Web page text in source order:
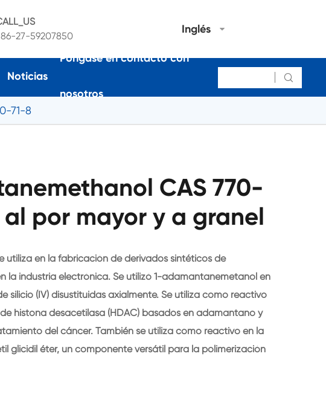
27-59207850
Inglés
Noticias
Póngase en contacto con
nosotros

71-8
CAS 770-
al por mayor y a granel
utiliza en la fabricación de derivados sintéticos de
la industria electrónica. Se utilizó 1-adamantanemetanol en
silicio (IV) disustituidas axialmente. Se utiliza como reactivo
histona desacetilasa (HDAC) basados en adamantano y
del cáncer. También se utiliza como reactivo en la
glicidil éter, un componente versátil para la polimerización